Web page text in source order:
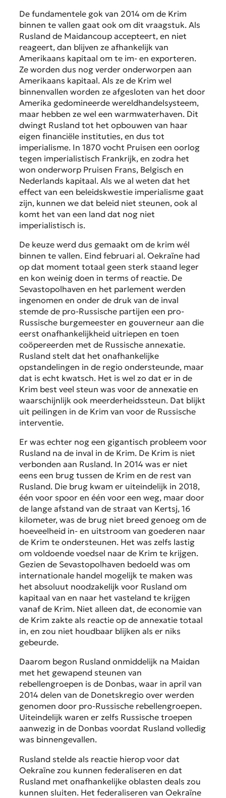
De fundamentele gok van 2014 om de Krim
binnen te vallen gaat ook om dit vraagstuk. Als
Rusland de Maidancoup accepteert, en niet
reageert, dan blijven ze afhankelijk van
Amerikaans kapitaal om te im- en exporteren.
Ze worden dus nog verder onderworpen aan
Amerikaans kapitaal. Als ze de Krim wel
binnenvallen worden ze afgesloten van het door
Amerika gedomineerde wereldhandelsysteem,
maar hebben ze wel een warmwaterhaven. Dit
dwingt Rusland tot het opbouwen van haar
eigen financiële instituties, en dus tot
imperialisme. In 1870 vocht Pruisen een oorlog
tegen imperialistisch Frankrijk, en zodra het
won onderworp Pruisen Frans, Belgisch en
Nederlands kapitaal. Als we al weten dat het
effect van een beleidskwestie imperialisme gaat
zijn, kunnen we dat beleid niet steunen, ook al
komt het van een land dat nog niet
imperialistisch is.
De keuze werd dus gemaakt om de krim wél
binnen te vallen. Eind februari al. Oekraïne had
op dat moment totaal geen sterk staand leger
en kon weinig doen in terms of reactie. De
Sevastopolhaven en het parlement werden
ingenomen en onder de druk van de inval
stemde de pro-Russische partijen een pro-
Russische burgemeester en gouverneur aan die
eerst onafhankelijkheid uitriepen en toen
coöpereerden met de Russische annexatie.
Rusland stelt dat het onafhankelijke
opstandelingen in de regio ondersteunde, maar
dat is echt kwatsch. Het is wel zo dat er in de
Krim best veel steun was voor de annexatie en
waarschijnlijk ook meerderheidssteun. Dat blijkt
uit peilingen in de Krim van voor de Russische
interventie.
Er was echter nog een gigantisch probleem voor
Rusland na de inval in de Krim. De Krim is niet
verbonden aan Rusland. In 2014 was er niet
eens een brug tussen de Krim en de rest van
Rusland. Die brug kwam er uiteindelijk in 2018,
één voor spoor en één voor een weg, maar door
de lange afstand van de straat van Kertsj, 16
kilometer, was de brug niet breed genoeg om de
hoeveelheid in- en uitstroom van goederen naar
de Krim te ondersteunen. Het was zelfs lastig
om voldoende voedsel naar de Krim te krijgen.
Gezien de Sevastopolhaven bedoeld was om
internationale handel mogelijk te maken was
het absoluut noodzakelijk voor Rusland om
kapitaal van en naar het vasteland te krijgen
vanaf de Krim. Niet alleen dat, de economie van
de Krim zakte als reactie op de annexatie totaal
in, en zou niet houdbaar blijken als er niks
gebeurde.
Daarom begon Rusland onmiddelijk na Maidan
met het gewapend steunen van
rebellengroepen is de Donbas, waar in april van
2014 delen van de Donetskregio over werden
genomen door pro-Russische rebellengroepen.
Uiteindelijk waren er zelfs Russische troepen
aanwezig in de Donbas voordat Rusland volledig
was binnengevallen.
Rusland stelde als reactie hierop voor dat
Oekraïne zou kunnen federaliseren en dat
Rusland met onafhankelijke oblasten deals zou
kunnen sluiten. Het federaliseren van Oekraïne